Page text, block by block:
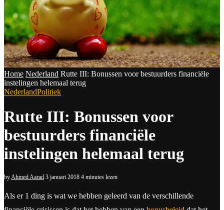
Home Nederland Rutte III: Bonussen voor bestuurders financiële
instelingen helemaal terug
NederlandPolitiek
Rutte III: Bonussen voor
bestuurders financiële
instelingen helemaal terug
byAhmed Aarad 3 januari 2018 4 minutes lezen
Als er 1 ding is wat we hebben geleerd van de verschillende